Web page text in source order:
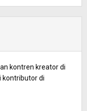
kontren kreator di
kontributor di